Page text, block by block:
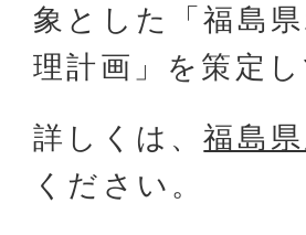
象とした「福島
理計画」を策定し
詳しくは、福島
ください。